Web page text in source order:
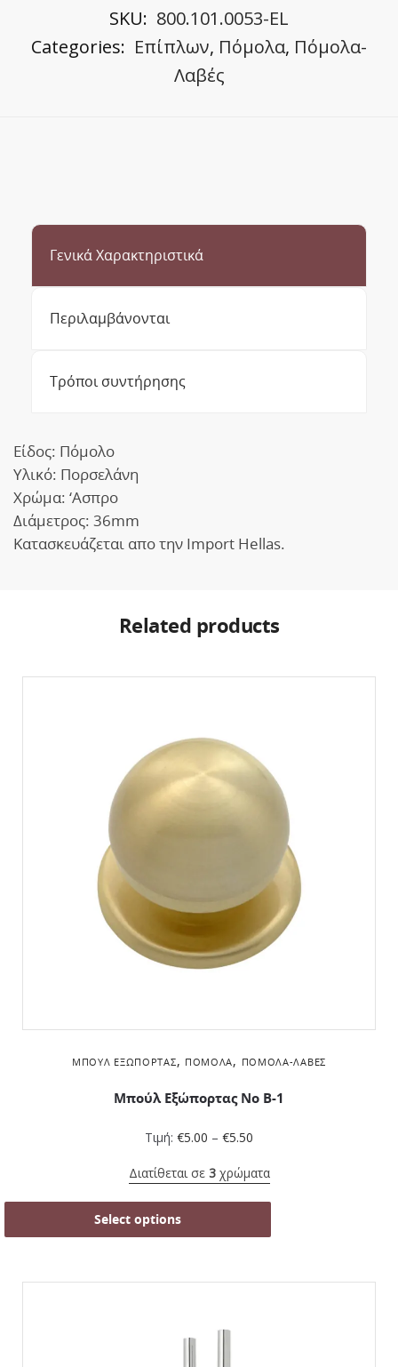
SKU: 800.101.0053-EL
Categories: Επίπλων, Πόμολα, Πόμολα-
Λαβές
Γενικά Χαρακτηριστικά
Περιλαμβάνονται
Τρόποι συντήρησης
Είδος: Πόμολο
Υλικό: Πορσελάνη
Xρώμα: ‘Ασπρο
Διάμετρος: 36mm
Κατασκευάζεται απο την Import Hellas.
Related products
ΜΠΟΎΛ ΕΞΏΠΟΡΤΑΣ, ΠΌΜΟΛΑ, ΠΌΜΟΛΑ-ΛΑΒΈΣ
Μπούλ Εξώπορτας No B-1
Τιμή: €5.00 – €5.50
Διατίθεται σε 3χρώματα
Select options